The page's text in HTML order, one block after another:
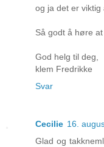
og ja det er viktig
Så godt å høre at
God helg til deg,
klem Fredrikke
Svar
Cecilie 16.
Glad og